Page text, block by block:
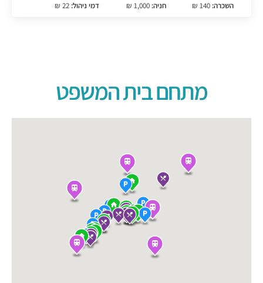
השכרה:
חניה: 1,000 ₪ דמי ניהול:
מתחם בית המשפט